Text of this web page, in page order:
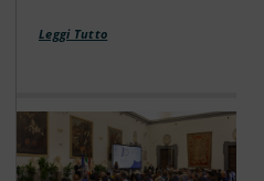
Leggi Tutto